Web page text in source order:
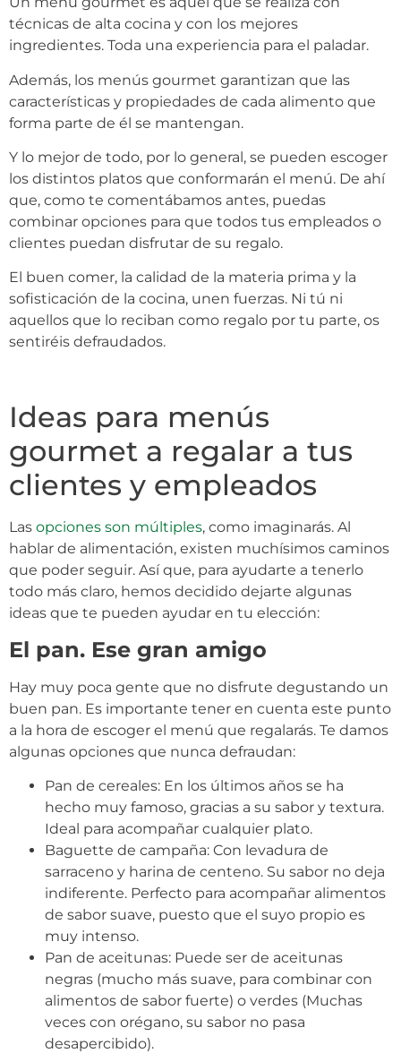
técnicas de alta cocina y con los mejores
ingredientes. Toda una experiencia para el paladar.
Además, los menús gourmet garantizan que las
características y propiedades de cada alimento que
forma parte de él se mantengan.
Y lo mejor de todo, por lo general, se pueden escoger
los distintos platos que conformarán el menú. De ahí
que, como te comentábamos antes, puedas
combinar opciones para que todos tus empleados o
clientes puedan disfrutar de su regalo.
El buen comer, la calidad de la materia prima y la
sofisticación de la cocina, unen fuerzas. Ni tú ni
aquellos que lo reciban como regalo por tu parte, os
sentiréis defraudados.
Ideas para menús
gourmet a regalar a tus
clientes y empleados
Las opciones son múltiples, como imaginarás. Al
hablar de alimentación, existen muchísimos caminos
que poder seguir. Así que, para ayudarte a tenerlo
todo más claro, hemos decidido dejarte algunas
ideas que te pueden ayudar en tu elección:
El pan. Ese gran amigo
Hay muy poca gente que no disfrute degustando un
buen pan. Es importante tener en cuenta este punto
a la hora de escoger el menú que regalarás. Te damos
algunas opciones que nunca defraudan:
Pan de cereales: En los últimos años se ha
hecho muy famoso, gracias a su sabor y textura.
Ideal para acompañar cualquier plato.
Baguette de campaña: Con levadura de
sarraceno y harina de centeno. Su sabor no deja
indiferente. Perfecto para acompañar alimentos
de sabor suave, puesto que el suyo propio es
muy intenso.
Pan de aceitunas: Puede ser de aceitunas
negras (mucho más suave, para combinar con
alimentos de sabor fuerte) o verdes (Muchas
veces con orégano, su sabor no pasa
desapercibido).